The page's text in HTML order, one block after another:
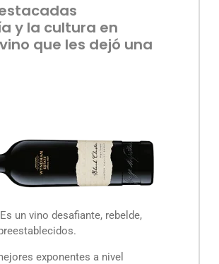
y la cultura en
que les dejó una
un vino desafiante, rebelde,
exponentes a nivel